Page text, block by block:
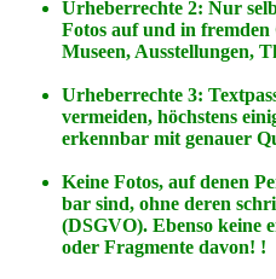
Urheberrechte 2: Nur
Fotos aufund in fremden
Museen, Ausstellungen,
Urheberrechte 3:
vermeiden, höchstens
erkennbar mit genauer
Keine Fotos, auf denen
bar sind, ohne deren
(DSGVO). Ebenso keine
oder Fragmente davon! !